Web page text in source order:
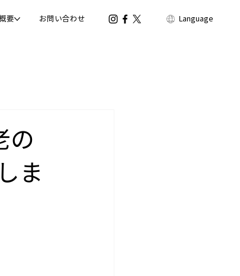
要 お問い合わせ Language
の
ま